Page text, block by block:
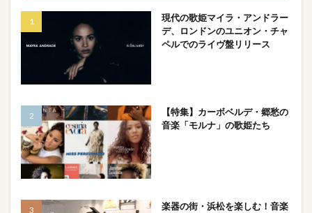
現代の歌姫マイラ・アンドラー
デ、ロンドンのユニオン・チャ
ペルでのライヴ盤リリース
【特集】カーボベルデ・郷愁の
音楽「モルナ」の歌姫たち
楽器の街・浜松を楽しむ！音楽